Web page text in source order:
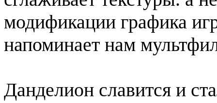
модификации графика
напоминает нам
Данделион славится и